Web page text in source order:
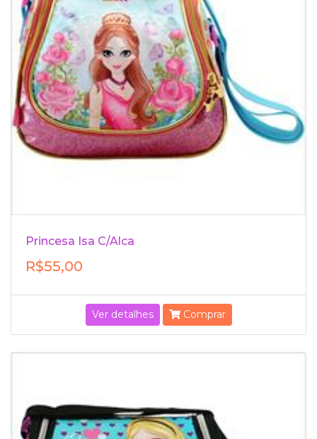
Princesa Isa C/Alca
R$55,00
Ver detalhes Comprar